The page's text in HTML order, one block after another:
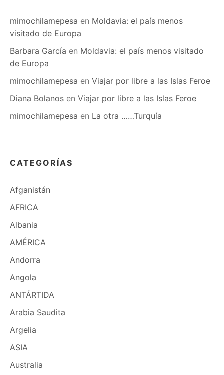
mimochilamepesa en Moldavia: el país menos
visitado de Europa
Barbara García en Moldavia: el país menos visitado
de Europa
mimochilamepesa en Viajar por libre a las Islas Feroe
Diana Bolanos en Viajar por libre a las Islas Feroe
mimochilamepesa en La otra ……Turquía
CATEGORÍAS
Afganistán
AFRICA
Albania
AMÉRICA
Andorra
Angola
ANTÁRTIDA
Arabia Saudita
Argelia
ASIA
Australia